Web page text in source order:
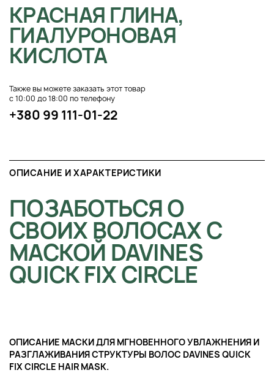
КРАСНАЯ ГЛИНА,
ГИАЛУРОНОВАЯ
КИСЛОТА
Также вы можете заказать этот товар
с 10:00 до 18:00 по телефону
+380 99 111-01-22
ОПИСАНИЕ И ХАРАКТЕРИСТИКИ
ПОЗАБОТЬСЯ О
СВОИХ ВОЛОСАХ С
МАСКОЙ DAVINES
QUICK FIX CIRCLE
ОПИСАНИЕ МАСКИ ДЛЯ МГНОВЕННОГО УВЛАЖНЕНИЯ И
РАЗГЛАЖИВАНИЯ СТРУКТУРЫ ВОЛОС DAVINES QUICK
FIX CIRCLE HAIR MASK.